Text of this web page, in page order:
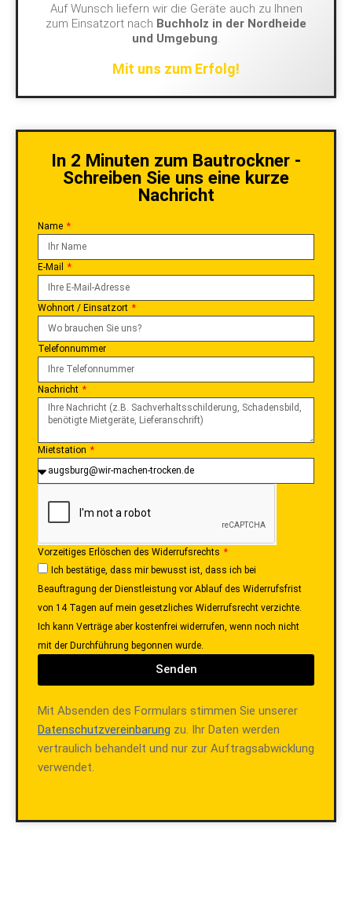
Auf Wunsch liefern wir die Geräte auch zu Ihnen
zum Einsatzort nach Buchholz in der Nordheide
und Umgebung.
Mit uns zum Erfolg!
In 2 Minuten zum Bautrockner -
Schreiben Sie uns eine kurze
Nachricht
Name
E-Mail
Wohnort / Einsatzort
Telefonnummer
Nachricht
Mietstation
Vorzeitiges Erlöschen des Widerrufsrechts
Ich bestätige, dass mir bewusst ist, dass ich bei
Beauftragung der Dienstleistung vor Ablauf des Widerrufsfrist
von 14 Tagen auf mein gesetzliches Widerrufsrecht verzichte.
Ich kann Verträge aber kostenfrei widerrufen, wenn noch nicht
mit der Durchführung begonnen wurde.
Senden
Mit Absenden des Formulars stimmen Sie unserer
Datenschutzvereinbarung zu. Ihr Daten werden
vertraulich behandelt und nur zur Auftragsabwicklung
verwendet.